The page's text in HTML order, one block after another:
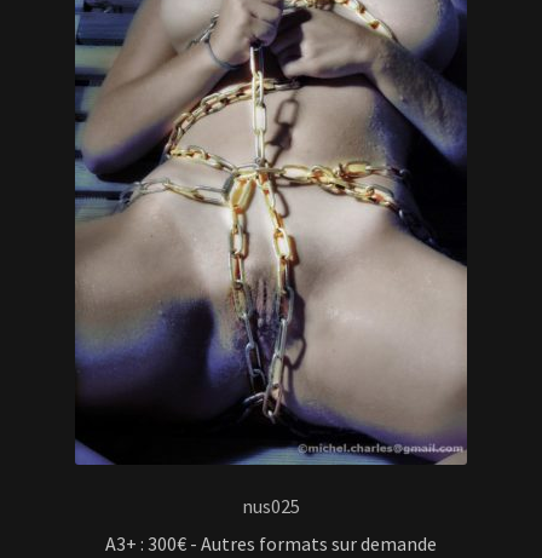
nus025
A3+ : 300€ - Autres formats sur demande